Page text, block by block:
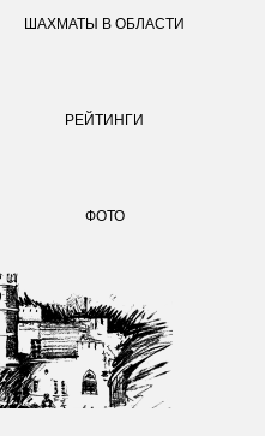
ШАХМАТЫ В ОБЛАСТИ
РЕЙТИНГИ
ФОТО